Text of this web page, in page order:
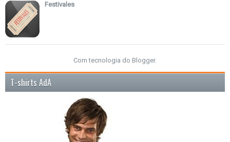
Festivales
Com tecnologia do Blogger.
T-shirts AdA